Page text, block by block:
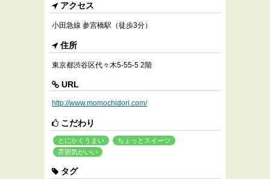
アクセス
小田急線 参宮橋駅（徒歩3分）
住所
東京都渋谷区代々木5-55-5 2階
URL
http://www.momochidori.com/
こだわり
とにかくうまい
ちょっとスイーツ
雰囲気がいい
タグ